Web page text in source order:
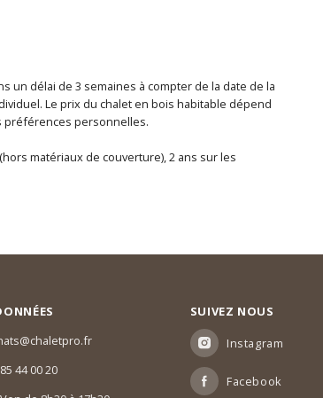
un délai de 3 semaines à compter de la date de la
Le prix du chalet en bois habitable dépend
préférences personnelles.
matériaux de couverture), 2 ans sur les
44 00 20
SUIVEZ NOUS
Instagram
Facebook